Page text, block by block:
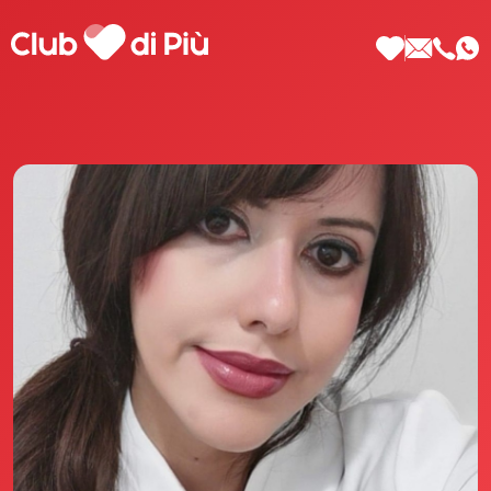
Scopri Club di Più
Le testimonianze Club di Più
La fondatrice Valeria Pilla
Annunci Donne
Agenzia matrimoniale Club di Più
Love Notebook